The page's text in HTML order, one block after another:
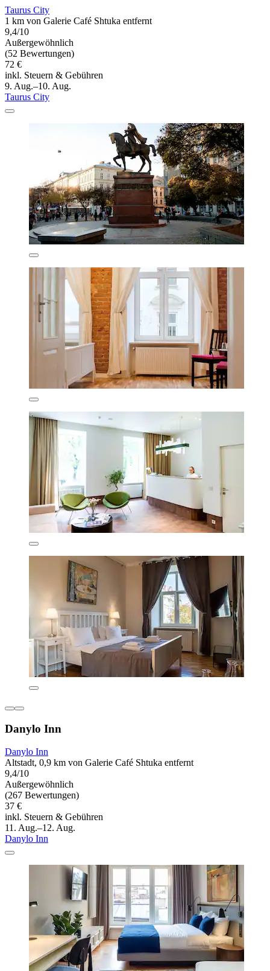
Taurus City
1 km von Galerie Café Shtuka entfernt
9,4/10
Außergewöhnlich
(52 Bewertungen)
72 €
inkl. Steuern & Gebühren
9. Aug.–10. Aug.
Taurus City
Danylo Inn
Danylo Inn
Altstadt, 0,9 km von Galerie Café Shtuka entfernt
9,4/10
Außergewöhnlich
(267 Bewertungen)
37 €
inkl. Steuern & Gebühren
11. Aug.–12. Aug.
Danylo Inn